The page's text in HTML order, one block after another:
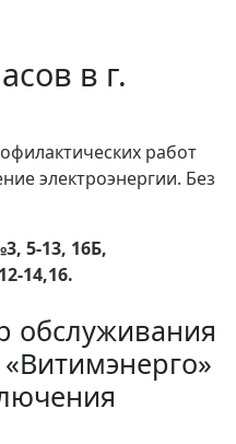
в г.
работ
электроэнергии. Без
5-13, 16Б,
14,16.
обслуживания